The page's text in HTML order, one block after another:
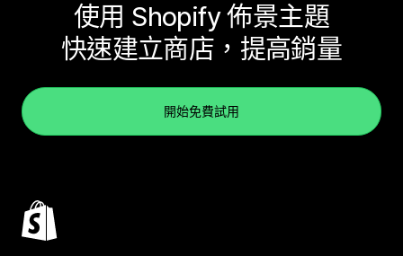
使用 Shopify 佈景主題
快速建立商店，提高銷量
開始免費試用